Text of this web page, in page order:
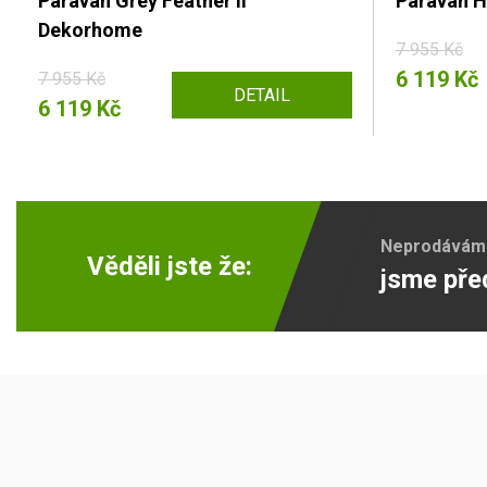
Dekorhome
7 955 Kč
6 119 Kč DETAIL
7 955 Kč
6 119 Kč
Věděli jste že: jsme